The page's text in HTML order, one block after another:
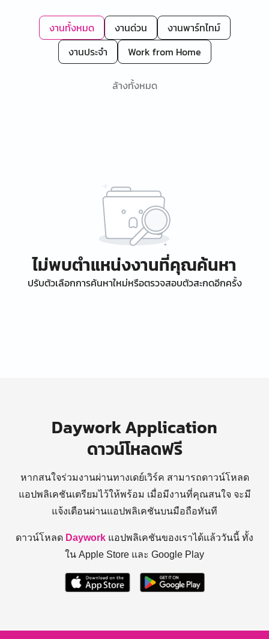
งานทั้งหมด งานด่วน
งานพาร์ทไทม์
งานประจำ
Work from Home
ล้างทั้งหมด
ไม่พบตำแหน่งงานที่คุณค้นหา
ปรับตัวเลือกการค้นหาใหม่หรือตรวจสอบตัวสะกดอีกครั้ง
Daywork Application
ดาวน์โหลดฟรี
หากสนใจร่วมงานผ่านทางเดย์เวิร์ค สามารถดาวน์โหลด
แอปพลิเคชันเตรียมไว้ให้พร้อม เมื่อมีงานที่คุณสนใจ จะมี
แจ้งเตือนผ่านแอปพลิเคชันบนมือถือทันที
ดาวน์โหลด Daywork แอปพลิเคชันของเราได้แล้ววันนี้ ทั้ง
ใน Apple Store และ Google Play